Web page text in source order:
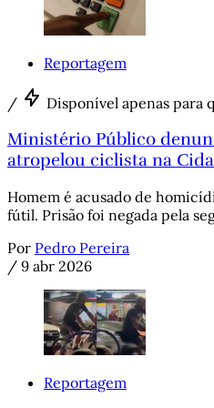
Reportagem
/ Disponível apenas para
Ministério Público
atropelou ciclista na
Homem é acusado de
fútil. Prisão foi negada pela
Por Pedro Pereira
/ 9 abr 2026
Reportagem